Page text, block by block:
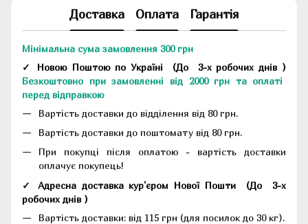
Доставка Оплата Гарантія
Мінімальна сума замовлення 300 грн
✓ Новою Поштою по Україні (До 3-х робочих днів )
Безкоштовно при замовленні від 2000 грн та оплаті
перед відправкою
Вартість доставки до відділення від 80 грн.
Вартість доставки до поштомату від 80 грн.
При покупці після оплатою - вартість доставки
оплачує покупець!
✓ Адресна доставка кур'єром Нової Пошти (До 3-х
робочих днів )
Вартість доставки: від 115 грн (для посилок до 30 кг).